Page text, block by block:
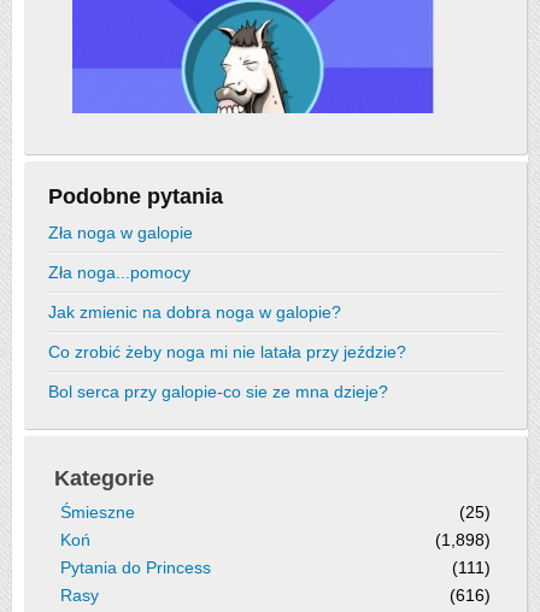
Podobne pytania
Zła noga w galopie
Zła noga...pomocy
Jak zmienic na dobra noga w galopie?
Co zrobić żeby noga mi nie latała przy jeździe?
Bol serca przy galopie-co sie ze mna dzieje?
Kategorie
Śmieszne
(25)
Koń
(1,898)
Pytania do Princess
(111)
Rasy
(616)